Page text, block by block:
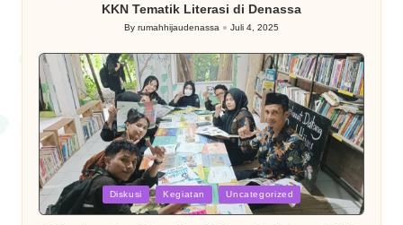
KKN Tematik Literasi di Denassa
Posted
By rumahhijaudenassa Juli 4, 2025
Posted
in
Diskusi Kegiatan Uncategorized